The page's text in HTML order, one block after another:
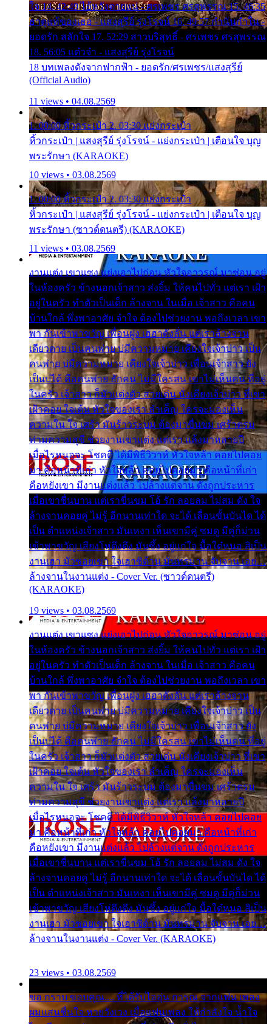
ใจ 14. 42:49 ไอ้หวังตายแน่ - ศรเพชร ศรสุพรรณ 15. 46:35
ธาตุแท้ของเธอ - แสงสุรีย์ รุ่งโรจน์ 16. 49:57 กำนันกำใน -
ยอดรัก สลักใจ 17. 52:29 สาวบริสุทธิ์ - ศรเพชร ศรสุพรรณ
18. 56:05 แต๋วจ๋า - แสงสุรีย์ รุ่งโรจน์
18 บทเพลงดังจากฟากฟ้า - ยอดรัก/ศรเพชร/แสงสุรีย์
(Official Audio)
11 views • 04.08.2569
1. 00:00 หิ้วกระเป๋า 2. 03:30 แย่งกระเป๋า
หิ้วกระเป๋า | แสงสุรีย์ รุ่งโรจน์ - แย่งกระเป๋า | เตือนใจ บุญ
พระรักษา (KARAOKE)
10 views • 03.08.2569
1. 00:00 หิ้วกระเป๋า 2. 03:30 แย่งกระเป๋า
หิ้วกระเป๋า | แสงสุรีย์ รุ่งโรจน์ - แย่งกระเป๋า | เตือนใจ บุญ
พระรักษา (ซาวด์ดนตรี) (KARAOKE)
11 views • 03.08.2569
งานแต่ง เขาแซง แย่งเอาไปก่อน หัวใจอาวรณ์ มาซ่อน อยู่
ในห้องครัว ข้างนอกเจ้าสาว ส่งยิ้ม ให้คนไปทั่ว แต่เรา เฝ้า
อยู่ในครัว ทำตัวเป็นเด็ก ล้างจาน ในเมื่อ เจ้าสาว คือคน
บ้านใกล้ พึ่งพาอาศัย จำใจ ต้องไปช่วยงาน พอถึงเวลา เขา
พา กันเข้าพาขวัญ เพื่อนฝูง เฮฮาดังลั่น แต่เราล้างจาน
เดียวดาย เป็นคนพ่าย บ่มีความหมาย เคียงใจเจ้าบ่าว เป็น
คนพ่าย บ่มีความหมาย เคียงใจเจ้าบ่าว เพื่อนเจ้าสาว ยัง
เป็นบ่ได้ คือคนพ่าย ฮักคน ไม่มีใครสน เขาไม่เห็นคน ที่อยู่
ในครัว เจ้าสาว ก็มัวแต่งตัว สวยเด่น นั่งเคียงเจ้าบ่าว ที่เขา
เฝ้าคอย ใจเต้น หัวใจของเรา ลำเค็ญ ใครจะมองเห็น
ความใน ใจ เศร้า มันร้าวระบม ต้องมาขื่นขม เศร้าตรม
ท่ามความสุขี ช่วยงานเขาแต่ง แต่เรา แล้งมาหลายปี
เมื่อไรหนอจะ โชคดี ได้มีพิธีวิวาห์ หัวใจหล้า คอยไปคอย
มา คือหน้าที่เก่า หัวใจหล้า คอยไปคอยมา คือหน้าที่เก่า
คือหยังเขา มีงานแต่งแล้ว ไปล้างแต่จาน ดั่งถูกประหาร
เมื่อเขาชื่นบาน แต่เราขื่นขม โอ้ รัก ลอยลม ไม่สม ดัง ใจ
ล้างจานคอยคู่ ไม่รู้ อีกนานเท่าใด จะได้ เลื่อนขั้นบันได ได้
เป็น ตำแหน่งเจ้าสาว มันเหงา เห็นเขามีคู่ ซมดู มีคู่ก็ม่วน
เข้าพาขวัญ เสียงโห่ตึงตึง มันซึ้ง อยู่แก่ใจ มื้อใด๋หนอ สิเป็น
งานเฮา มัวซอยเขา ใจเฮาซิด้าน มันทรมาน จับจาน เอย…
ล้างจานในงานแต่ง - Cover Ver. (ซาวด์ดนตรี)
(KARAOKE)
19 views • 03.08.2569
งานแต่ง เขาแซง แย่งเอาไปก่อน หัวใจอาวรณ์ มาซ่อน อยู่
ในห้องครัว ข้างนอกเจ้าสาว ส่งยิ้ม ให้คนไปทั่ว แต่เรา เฝ้า
อยู่ในครัว ทำตัวเป็นเด็ก ล้างจาน ในเมื่อ เจ้าสาว คือคน
บ้านใกล้ พึ่งพาอาศัย จำใจ ต้องไปช่วยงาน พอถึงเวลา เขา
พา กันเข้าพาขวัญ เพื่อนฝูง เฮฮาดังลั่น แต่เราล้างจาน
เดียวดาย เป็นคนพ่าย บ่มีความหมาย เคียงใจเจ้าบ่าว เป็น
คนพ่าย บ่มีความหมาย เคียงใจเจ้าบ่าว เพื่อนเจ้าสาว ยัง
เป็นบ่ได้ คือคนพ่าย ฮักคน ไม่มีใครสน เขาไม่เห็นคน ที่อยู่
ในครัว เจ้าสาว ก็มัวแต่งตัว สวยเด่น นั่งเคียงเจ้าบ่าว ที่เขา
เฝ้าคอย ใจเต้น หัวใจของเรา ลำเค็ญ ใครจะมองเห็น
ความใน ใจ เศร้า มันร้าวระบม ต้องมาขื่นขม เศร้าตรม
ท่ามความสุขี ช่วยงานเขาแต่ง แต่เรา แล้งมาหลายปี
เมื่อไรหนอจะ โชคดี ได้มีพิธีวิวาห์ หัวใจหล้า คอยไปคอย
มา คือหน้าที่เก่า หัวใจหล้า คอยไปคอยมา คือหน้าที่เก่า
คือหยังเขา มีงานแต่งแล้ว ไปล้างแต่จาน ดั่งถูกประหาร
เมื่อเขาชื่นบาน แต่เราขื่นขม โอ้ รัก ลอยลม ไม่สม ดัง ใจ
ล้างจานคอยคู่ ไม่รู้ อีกนานเท่าใด จะได้ เลื่อนขั้นบันได ได้
เป็น ตำแหน่งเจ้าสาว มันเหงา เห็นเขามีคู่ ซมดู มีคู่ก็ม่วน
เข้าพาขวัญ เสียงโห่ตึงตึง มันซึ้ง อยู่แก่ใจ มื้อใด๋หนอ สิเป็น
งานเฮา มัวซอยเขา ใจเฮาซิด้าน มันทรมาน จับจาน เอย…
ล้างจานในงานแต่ง - Cover Ver. (KARAOKE)
23 views • 03.08.2569
ขอ กราบ ขอบคุณ.... ที่ได้รับไออุ่น การุณ จากแฟน เพลง
ผมแสนชื่นใจ หายวังเวง เมื่อแฟนเพลง ให้กำลังใจ น้ำใจ